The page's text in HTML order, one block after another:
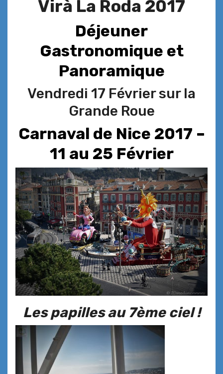
Virà La Roda 2017
Déjeuner
Gastronomique et
Panoramique
Vendredi 17 Février sur la
Grande Roue
Carnaval de Nice 2017 –
11 au 25 Février
Les papilles au 7ème ciel !